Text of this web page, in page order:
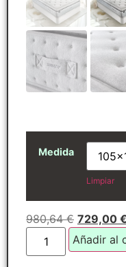
Medida
Limpiar
980,64€ 729,00 €
Añadir al